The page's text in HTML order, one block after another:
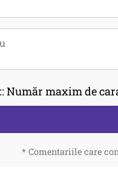
Număr maxim de
* Comentariile care